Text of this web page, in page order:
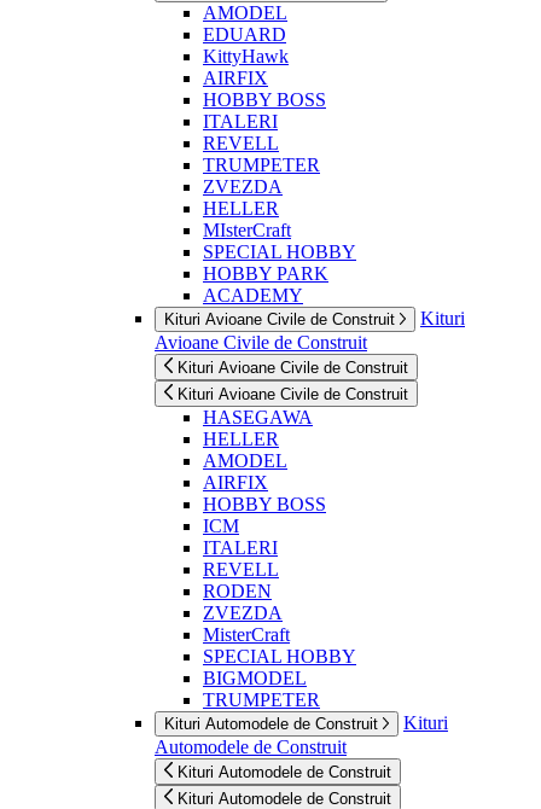
AMODEL
EDUARD
KittyHawk
AIRFIX
HOBBY BOSS
ITALERI
REVELL
TRUMPETER
ZVEZDA
HELLER
MIsterCraft
SPECIAL HOBBY
HOBBY PARK
ACADEMY
Kituri Avioane Civile de Construit
Kituri
Avioane Civile de Construit
Kituri Avioane Civile de Construit
Kituri Avioane Civile de Construit
HASEGAWA
HELLER
AMODEL
AIRFIX
HOBBY BOSS
ICM
ITALERI
REVELL
RODEN
ZVEZDA
MisterCraft
SPECIAL HOBBY
BIGMODEL
TRUMPETER
Kituri Automodele de Construit
Kituri
Automodele de Construit
Kituri Automodele de Construit
Kituri Automodele de Construit